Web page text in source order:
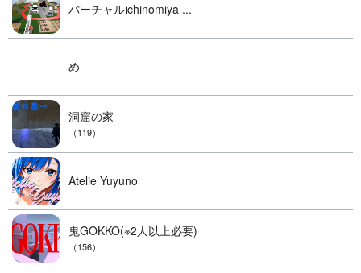
バーチャルichinomiya ...
め
洞窟の家
（119）
Atelie Yuyuno
鬼GOKKO(※2人以上必要)
（156）